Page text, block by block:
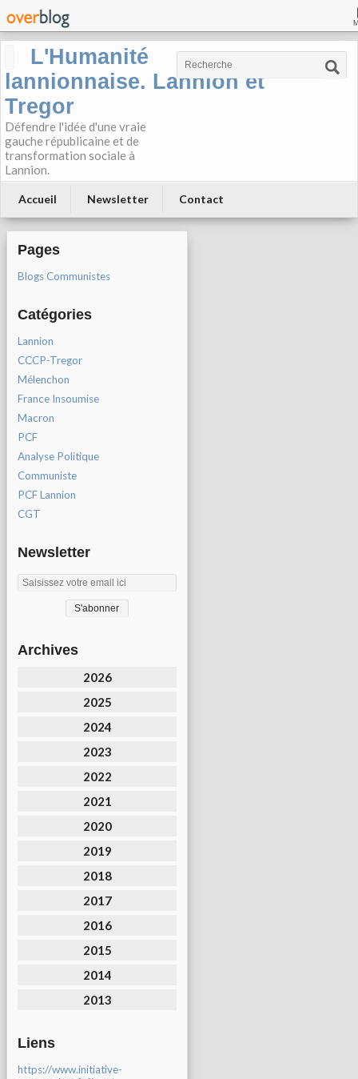
L'Humanité
lannionnaise. Lannion et
Tregor
Défendre l'idée d'une vraie
gauche républicaine et de
transformation sociale à
Lannion.
Accueil Newsletter Contact
Pages
Blogs Communistes
Catégories
Lannion
CCCP-Tregor
Mélenchon
France Insoumise
Macron
PCF
Analyse Politique
Communiste
PCF Lannion
CGT
Newsletter
Archives
2026
2025
2024
2023
2022
2021
2020
2019
2018
2017
2016
2015
2014
2013
Liens
https://www.initiative-